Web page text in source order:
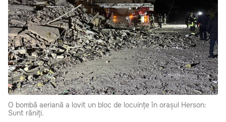
O bombă aeriană a lovit un bloc de locuințe în orașul Herson:
Sunt răniți.